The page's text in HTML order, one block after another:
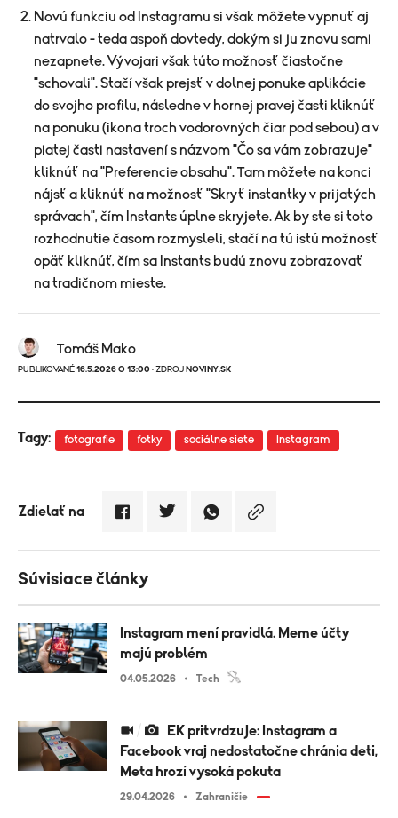
Novú funkciu od Instagramu si však môžete vypnuť aj
natrvalo - teda aspoň dovtedy, dokým si ju znovu sami
nezapnete. Vývojari však túto možnosť čiastočne
"schovali". Stačí však prejsť v dolnej ponuke aplikácie
do svojho profilu, následne v hornej pravej časti kliknúť
na ponuku (ikona troch vodorovných čiar pod sebou) a v
piatej časti nastavení s názvom "Čo sa vám zobrazuje"
kliknúť na "Preferencie obsahu". Tam môžete na konci
nájsť a kliknúť na možnosť "Skryť instantky v prijatých
správach", čím Instants úplne skryjete. Ak by ste si toto
rozhodnutie časom rozmysleli, stačí na tú istú možnosť
opäť kliknúť, čím sa Instants budú znovu zobrazovať
na tradičnom mieste.
Tomáš Mako
PUBLIKOVANÉ 16.5.2026 O 13:00 · ZDROJ NOVINY.SK
Tagy: fotografie fotky sociálne siete Instagram
Zdielať na
Súvisiace články
Instagram mení pravidlá. Meme účty
majú problém
04.05.2026 Tech
Facebook vraj nedostatočne chránia deti,
Meta hrozí vysoká pokuta
29.04.2026 Zahraničie